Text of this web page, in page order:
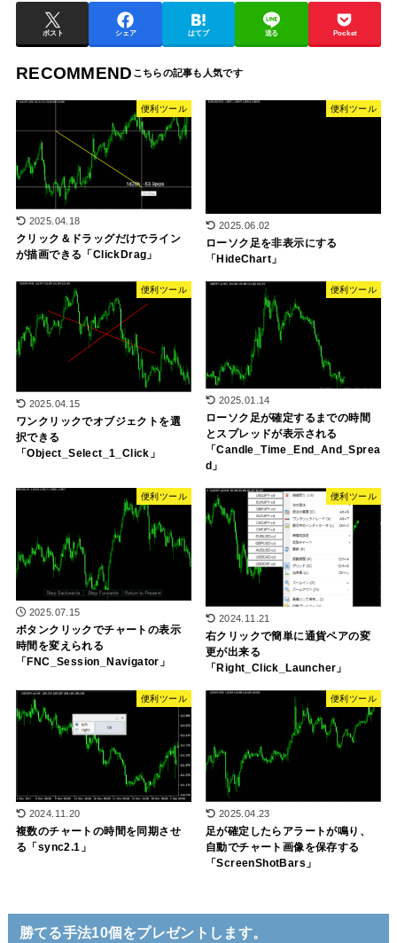
ポスト シェア はてブ 送る Pocket
RECOMMEND
便利ツール
2025.04.18
クリック＆ドラッグだけでライン
が描画できる「ClickDrag」
便利ツール
2025.06.02
ローソク足を非表示にする
「HideChart」
便利ツール
2025.04.15
ワンクリックでオブジェクトを選
択できる
「Object_Select_1_Click」
便利ツール
2025.01.14
ローソク足が確定するまでの時間
とスプレッドが表示される
「Candle_Time_End_And_Sprea
d」
便利ツール
2025.07.15
ボタンクリックでチャートの表示
時間を変えられる
「FNC_Session_Navigator」
便利ツール
2024.11.21
右クリックで簡単に通貨ペアの変
更が出来る
「Right_Click_Launcher」
便利ツール
2024.11.20
複数のチャートの時間を同期させ
る「sync2.1」
便利ツール
2025.04.23
足が確定したらアラートが鳴り、
自動でチャート画像を保存する
「ScreenShotBars」
勝てる手法10個をプレゼントします。